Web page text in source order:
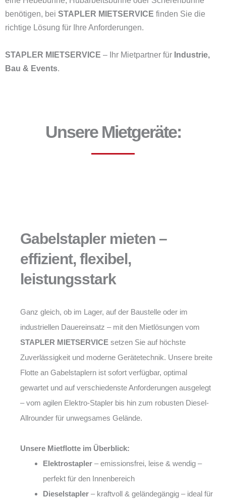
benötigen, bei STAPLER MIETSERVICE finden Sie die
richtige Lösung für Ihre Anforderungen.
STAPLER MIETSERVICE – Ihr Mietpartner für Industrie,
Bau & Events.
Unsere Mietgeräte:
Gabelstapler mieten –
effizient, flexibel,
leistungsstark
Ganz gleich, ob im Lager, auf der Baustelle oder im
industriellen Dauereinsatz – mit den Mietlösungen vom
STAPLER MIETSERVICE setzen Sie auf höchste
Zuverlässigkeit und moderne Gerätetechnik. Unsere breite
Flotte an Gabelstaplern ist sofort verfügbar, optimal
gewartet und auf verschiedenste Anforderungen ausgelegt
– vom agilen Elektro-Stapler bis hin zum robusten Diesel-
Allrounder für unwegsames Gelände.
Unsere Mietflotte im Überblick:
Elektrostapler – emissionsfrei, leise & wendig –
perfekt für den Innenbereich
Dieselstapler – kraftvoll & geländegängig – ideal für